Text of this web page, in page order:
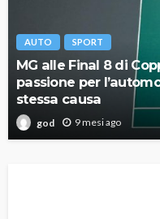
AUTO SPORT
MG alle Final 8 di
passione per
stessa causa
god 9 mesi ago